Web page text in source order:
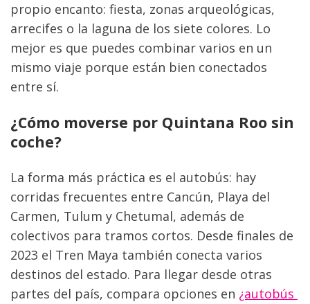
propio encanto: fiesta, zonas arqueológicas,
arrecifes o la laguna de los siete colores. Lo
mejor es que puedes combinar varios en un
mismo viaje porque están bien conectados
entre sí.
¿Cómo moverse por Quintana Roo sin
coche?
La forma más práctica es el autobús: hay
corridas frecuentes entre Cancún, Playa del
Carmen, Tulum y Chetumal, además de
colectivos para tramos cortos. Desde finales de
2023 el Tren Maya también conecta varios
destinos del estado. Para llegar desde otras
partes del país, compara opciones en ¿autobús